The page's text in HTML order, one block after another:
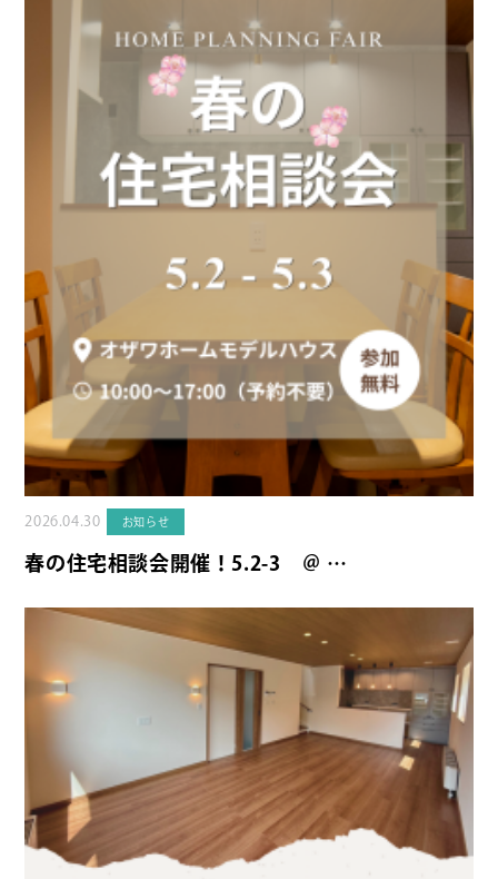
2026.04.30 お知らせ
春の住宅相談会開催！5.2-3 ＠ …